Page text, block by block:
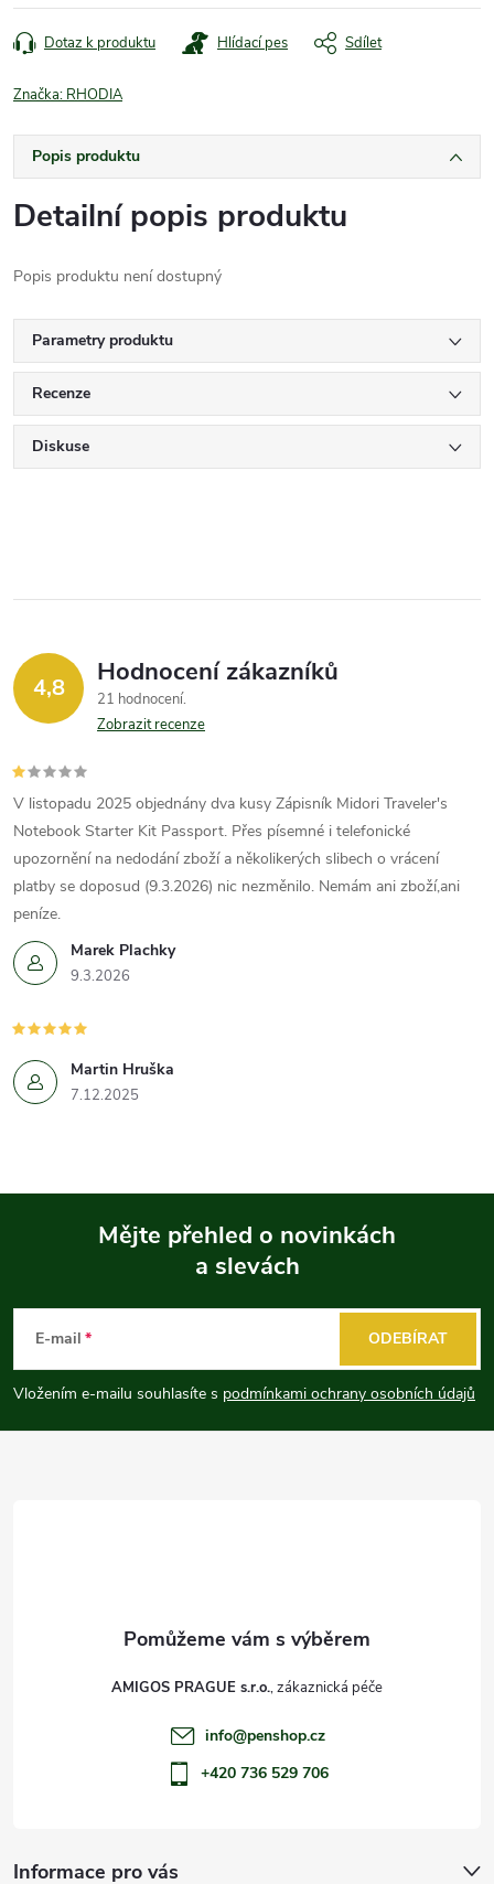
cena:
Dotaz k produktu Hlídací pes Sdílet
Značka: RHODIA
Popis produktu
Detailní popis produktu
Popis produktu není dostupný
Parametry produktu
Recenze
Diskuse
4,8 Hodnocení zákazníků
21 hodnocení
Zobrazit recenze
Marek Plachky
9.3.2026
V listopadu 2025 objednány dva kusy Zápisník Midori Traveler's
Notebook Starter Kit Passport. Přes písemné i telefonické
upozornění na nedodání zboží a několikerých slibech o vrácení
platby se doposud (9.3.2026) nic nezměnilo. Nemám ani zboží,ani
peníze.
Martin Hruška
7.12.2025
p
a
Mějte přehled o novinkách
a slevách
E-mail
Vložením e-mailu souhlasíte s podmínkami ochrany osobních údajů
ODEBÍRAT
Informace pro vás
AMIGOS PRAGUE s.r.o.
info@penshop.cz
+420 736 529 706